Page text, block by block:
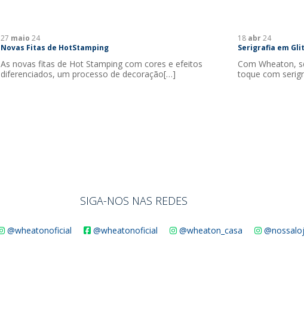
27 maio 24
Novas Fitas de HotStamping
As novas fitas de Hot Stamping com cores e efeitos
diferenciados, um processo de decoração[…]
18 abr24
Serigrafia em
Com Wheaton,
toque com
SIGA-NOS NAS REDES
@wheatonoficial @wheatonoficial @wheaton_casa